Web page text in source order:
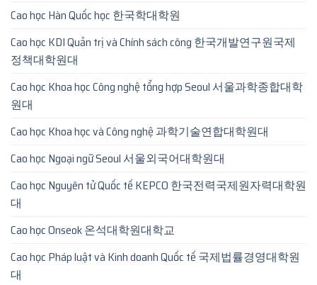
Cao học Hàn Quốc học 한국학대학원
Cao học KDI Quản trị và Chính sách công 한국개발연구원국제
정책대학원대
Cao học Khoa học Công nghệ tổng hợp Seoul 서울과학종합대학
원대
Cao học Khoa học và Công nghệ 과학기술연합대학원대
Cao học Ngoại ngữ Seoul 서울외국어대학원대
Cao học Nguyên tử Quốc tế KEPCO 한국전력국제원자력대학원
대
Cao học Onseok 온석대학원대학교
Cao học Pháp luật và Kinh doanh Quốc tế 국제법률경영대학원
대